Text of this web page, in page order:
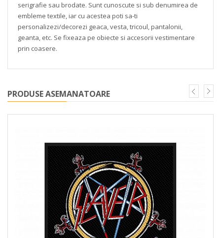
serigrafie sau brodate. Sunt cunoscute si sub denumirea de
embleme textile, iar cu acestea poti sa-ti
personalizezi/decorezi geaca, vesta, tricoul, pantalonii,
geanta, etc. Se fixeaza pe obiecte si accesorii vestimentare
prin coasere.
PRODUSE ASEMANATOARE